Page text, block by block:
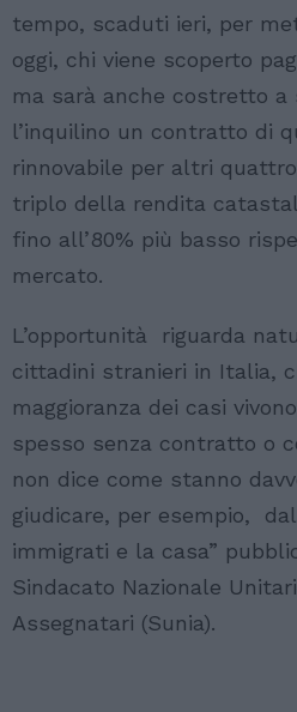
tempo, scaduti ieri, per
oggi, chi viene scoperto
ma sarà anche costretto a
l’inquilino un contratto di
rinnovabile per altri
triplo della rendita
fino all’80% più basso
mercato.
L’opportunità riguarda
cittadini stranieri in Italia,
maggioranza dei casi
spesso senza contratto o
non dice come stanno
giudicare, per esempio,
immigrati e la casa”
Sindacato Nazionale
Assegnatari (Sunia).